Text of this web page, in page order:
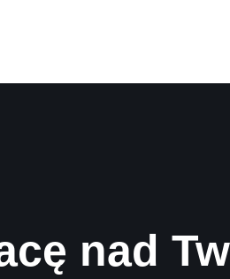
nad